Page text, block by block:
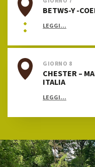
BETWS-Y -
LEGGI...
GIORNO 8
CHESTER –
ITALIA
LEGGI...